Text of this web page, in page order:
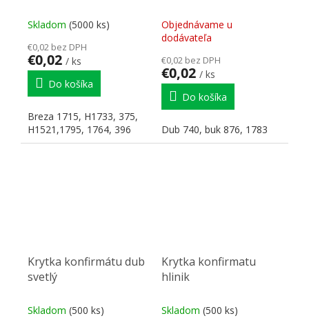
Skladom (5000 ks)
€0,02 bez DPH
€0,02 / ks
Do košíka
Breza 1715, H1733, 375,
H1521,1795, 1764, 396
Objednávame u
dodávateľa
€0,02 bez DPH
€0,02 / ks
Do košíka
Dub 740, buk 876, 1783
Krytka konfirmátu dub
svetlý
Skladom (500 ks)
Krytka konfirmatu
hlinik
Skladom (500 ks)